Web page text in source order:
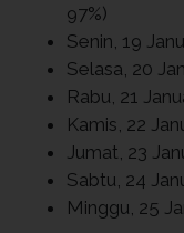
97%)
Senin, 19
Selasa, 20
Rabu, 21
Kamis, 22
Jumat, 23
Sabtu, 24
Minggu, 25